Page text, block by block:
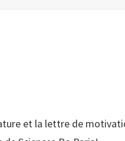
et la lettre de